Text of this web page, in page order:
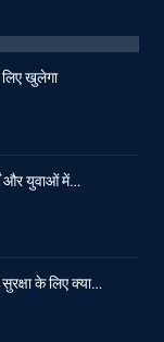
खुलेगा
और युवाओं में…
के लिए क्या…